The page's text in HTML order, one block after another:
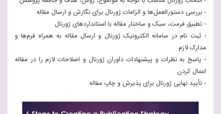
- بررسی دستورالعمل‌ها و الزامات ژورنال برای نگارش و ارسال مقاله
- تطبیق فرمت، سبک و ساختار مقاله با استانداردهای ژورنال
- ثبت نام در سامانه الکترونیک ژورنال و ارسال مقاله به همراه فرم‌ها و
مدارک لازم
- پاسخ به نظرات و پیشنهادات داوران ژورنال و اصلاحات لازم را در مقاله
اعمال کردن
- تأیید نهایی ژورنال برای پذیرش و چاپ مقاله